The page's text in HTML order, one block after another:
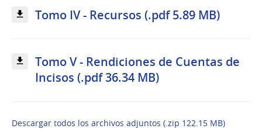
Tomo IV - Recursos (.pdf 5.89 MB)
Tomo V - Rendiciones de Cuentas de
Incisos (.pdf 36.34 MB)
Descargar todos los archivos adjuntos (.zip 122.15 MB)